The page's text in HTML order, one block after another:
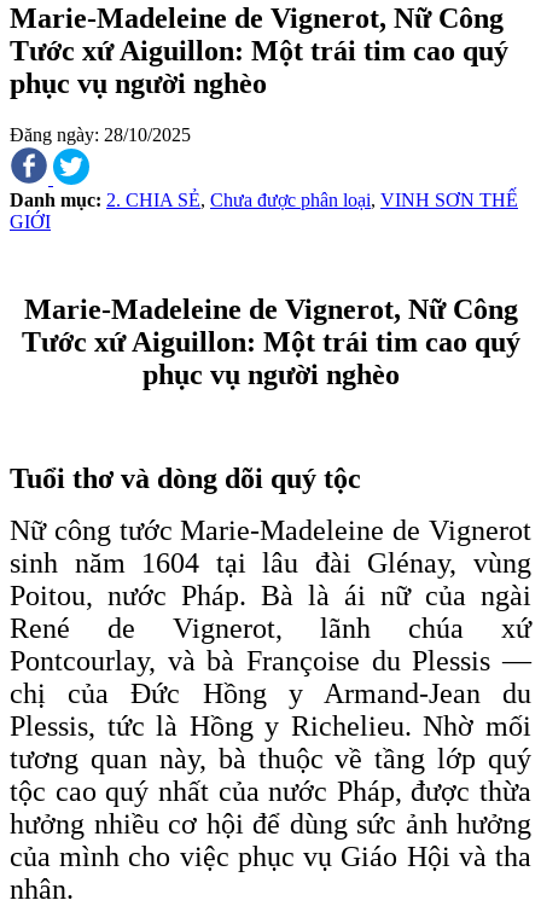
Marie-Madeleine de Vignerot, Nữ Công
Tước xứ Aiguillon: Một trái tim cao quý
phục vụ người nghèo
Đăng ngày: 28/10/2025
Danh mục: 2. CHIA SẺ, Chưa được phân loại, VINH SƠN THẾ
GIỚI
Marie-Madeleine de Vignerot, Nữ Công
Tước xứ Aiguillon: Một trái tim cao quý
phục vụ người nghèo
Tuổi thơ và dòng dõi quý tộc
Nữ công tước Marie-Madeleine de Vignerot
sinh năm 1604 tại lâu đài Glénay, vùng
Poitou, nước Pháp. Bà là ái nữ của ngài
René de Vignerot, lãnh chúa xứ
Pontcourlay, và bà Françoise du Plessis —
chị của Đức Hồng y Armand-Jean du
Plessis, tức là Hồng y Richelieu. Nhờ mối
tương quan này, bà thuộc về tầng lớp quý
tộc cao quý nhất của nước Pháp, được thừa
hưởng nhiều cơ hội để dùng sức ảnh hưởng
của mình cho việc phục vụ Giáo Hội và tha
nhân.